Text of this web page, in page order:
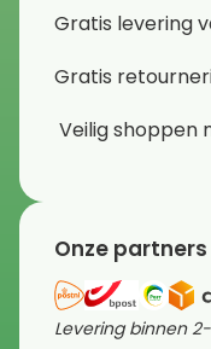
Gratis levering
Gratis
Veilig shoppen
Onze
Levering binnen